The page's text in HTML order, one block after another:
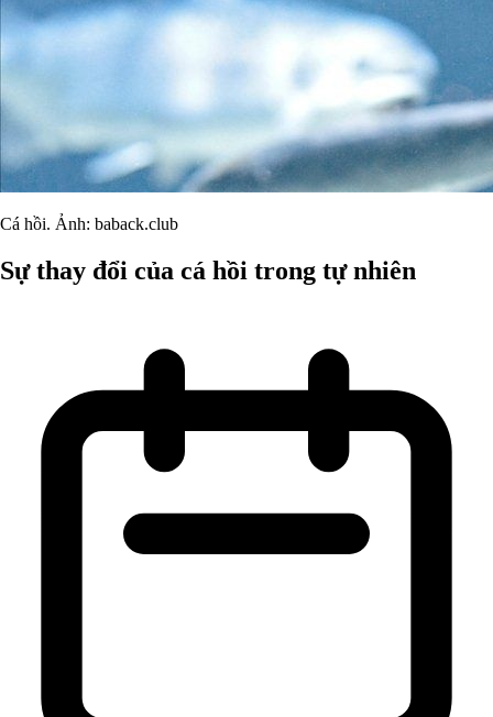
Cá hồi. Ảnh: baback.club
Sự thay đổi của cá hồi trong tự nhiên